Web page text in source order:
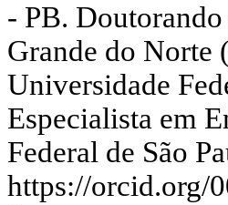
- PB.
Grande do Norte
Universidade
Especialista em
Federal de São
https://orcid.org/